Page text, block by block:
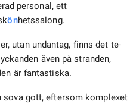
personal, ett
önhetssalong.
utan undantag, finns det te-
även på stranden,
är fantastiska.
sova gott, eftersom komplexet